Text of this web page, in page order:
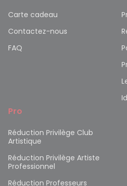
Carte cadeau
Contactez-nous
FAQ
Pro
Réduction Privilège Club
Artistique
Réduction Privilège Artiste
Professionnel
Réduction Professeurs